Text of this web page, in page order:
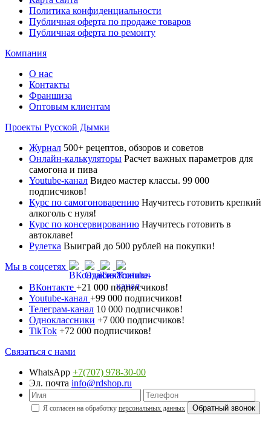
Политика конфиденциальности
Публичная оферта по продаже товаров
Публичная оферта по ремонту
Компания
О нас
Контакты
Франшиза
Оптовым клиентам
Проекты Русской Дымки
Журнал 500+ рецептов, обзоров и советов
Онлайн-калькуляторы Расчет важных параметров для
самогона и пива
Youtube-канал Видео мастер классы. 99 000
подписчиков!
Курс по самогоноварению Научитесь готовить крепкий
алкоголь с нуля!
Курс по консервированию Научитесь готовить в
автоклаве!
Рулетка Выиграй до 500 рублей на покупки!
Мы в соцсетях
ВКонтакте +21 000 подписчиков!
Youtube-канал +99 000 подписчиков!
Телеграм-канал 10 000 подписчиков!
Одноклассники +7 000 подписчиков!
TikTok +72 000 подписчиков!
Связаться с нами
WhatsApp +7(707) 978-30-00
Эл. почта info@rdshop.ru
Я согласен на обработку персональных данных